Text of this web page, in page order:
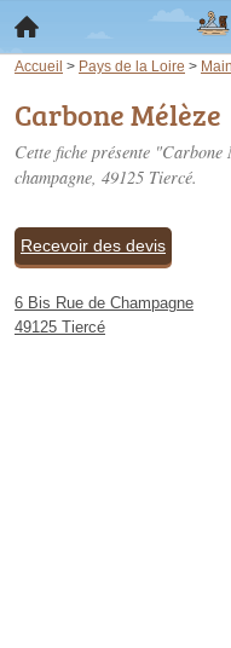
Accueil > Pays de la Loire >
Carbone Mélèze
Cette fiche présente
champagne, 49125 Tiercé.
Recevoir des devis
6 Bis Rue de Champagne
49125 Tiercé